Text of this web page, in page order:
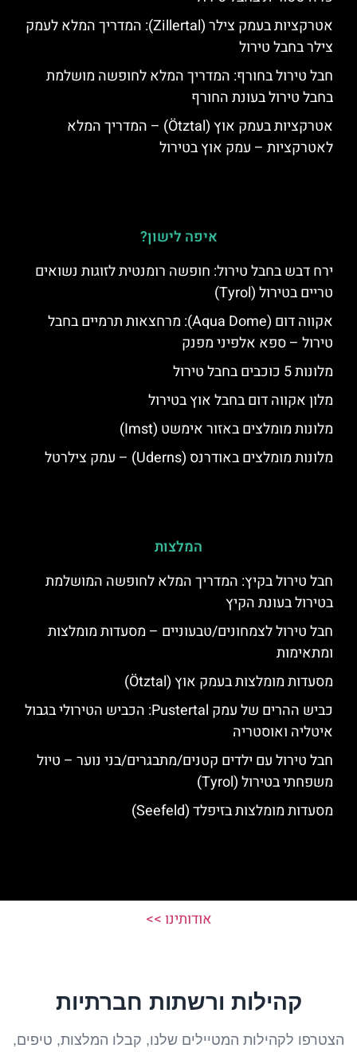
אטרקציות בעמק צילר (Zillertal): המדריך המלא לעמק
צילר בחבל טירול
חבל טירול בחורף: המדריך המלא לחופשה מושלמת
בחבל טירול בעונת החורף
אטרקציות בעמק אוץ (Ötztal) – המדריך המלא
לאטרקציות – עמק אוץ בטירול
איפה לישון?
ירח דבש בחבל טירול: חופשה רומנטית לזוגות נשואים
טריים בטירול (Tyrol)
אקווה דום (Aqua Dome): מרחצאות תרמיים בחבל
טירול – ספא אלפיני מפנק
מלונות 5 כוכבים בחבל טירול
מלון אקווה דום בחבל אוץ בטירול
מלונות מומלצים באזור אימשט (Imst)
מלונות מומלצים באודרנס (Uderns) – עמק צילרטל
המלצות
חבל טירול בקיץ: המדריך המלא לחופשה המושלמת
בטירול בעונת הקיץ
חבל טירול לצמחונים/טבעוניים – מסעדות מומלצות
ומתאימות
מסעדות מומלצות בעמק אוץ (Ötztal)
כביש ההרים של עמק Pustertal: הכביש הטירולי בגבול
איטליה ואוסטריה
חבל טירול עם ילדים קטנים/מתבגרים/בני נוער – טיול
משפחתי בטירול (Tyrol)
מסעדות מומלצות בזיפלד (Seefeld)
אודותינו >>
קהילות ורשתות חברתיות
הצטרפו לקהילות המטיילים שלנו, קבלו המלצות, טיפים,